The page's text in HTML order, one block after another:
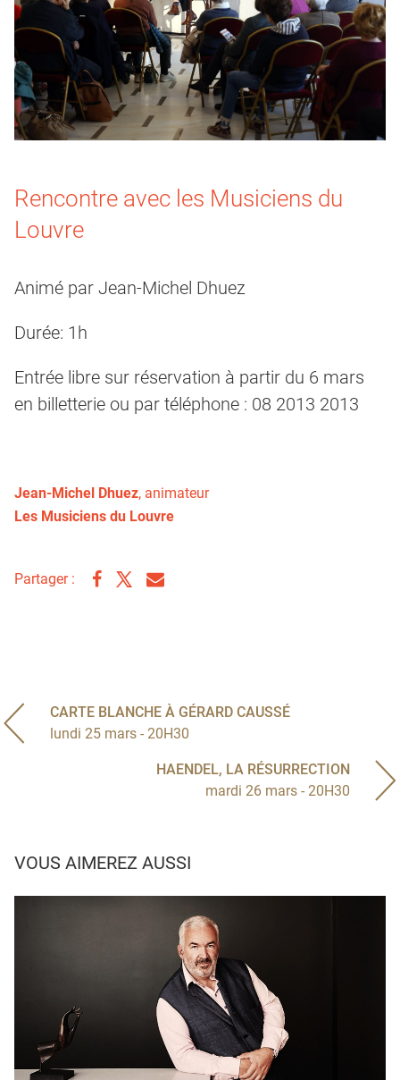
Rencontre avec les Musiciens du
Louvre
Animé par Jean-Michel Dhuez
Durée: 1h
Entrée libre sur réservation à partir du 6 mars
en billetterie ou par téléphone : 08 2013 2013
Jean-Michel Dhuez, animateur
Les Musiciens du Louvre
Partager :
CARTE BLANCHE À GÉRARD CAUSSÉ
lundi 25 mars - 20H30
HAENDEL, LA RÉSURRECTION
mardi 26 mars - 20H30
VOUS AIMEREZ AUSSI